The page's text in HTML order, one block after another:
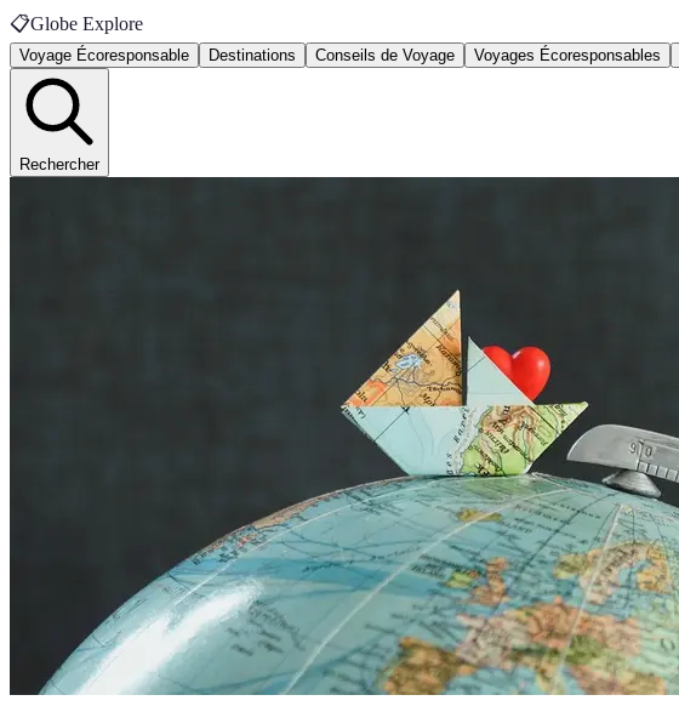
📋Globe Explore
Voyage Écoresponsable Destinations Conseils de Voyage Voyages Écoresponsables
Rechercher